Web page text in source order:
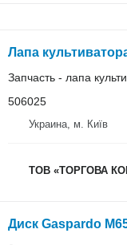
Лапа
Запчасть - лапа
506025
Украина, м. Київ
ТОВ «ТОРГОВА
Диск Gaspardo